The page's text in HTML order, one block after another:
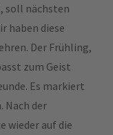
soll nächsten
haben diese
Der Frühling,
zum Geist
Es markiert
Nach der
wieder auf die